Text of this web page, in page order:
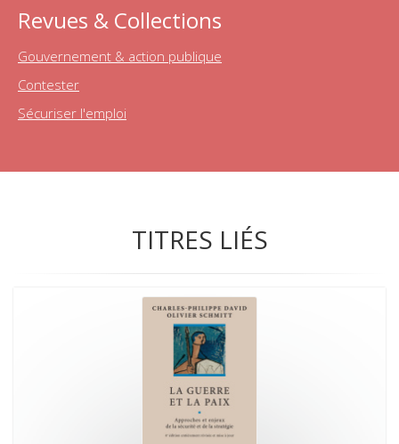
Revues & Collections
Gouvernement & action publique
Contester
Sécuriser l'emploi
TITRES LIÉS